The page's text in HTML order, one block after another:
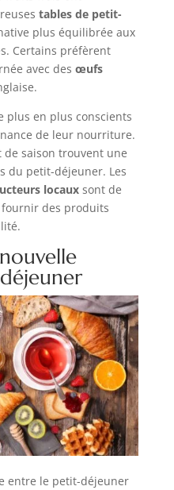
tables de petit-
plus équilibrée aux
Certains préfèrent
avec des œufs
plus en plus conscients
de leur nourriture.
saison trouvent une
du petit-déjeuner. Les
locauxsont de
des produits
entre le petit-déjeuner